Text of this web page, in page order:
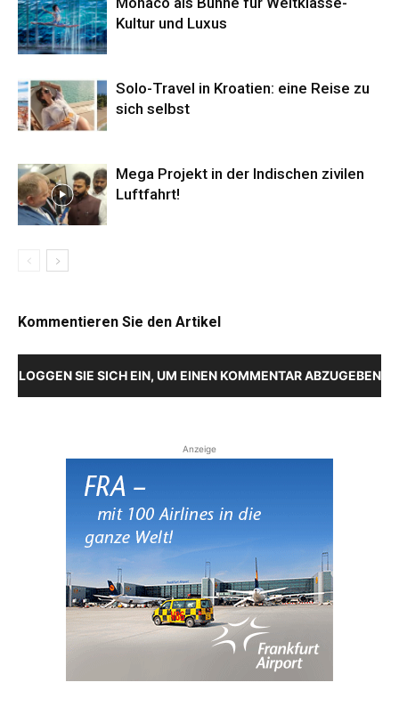
Kultur und Luxus
Solo-Travel in Kroatien: eine Reise zu
sich selbst
Mega Projekt in der Indischen zivilen
Luftfahrt!
Kommentieren Sie den Artikel
LOGGEN SIE SICH EIN, UM EINEN KOMMENTAR ABZUGEBEN
Anzeige